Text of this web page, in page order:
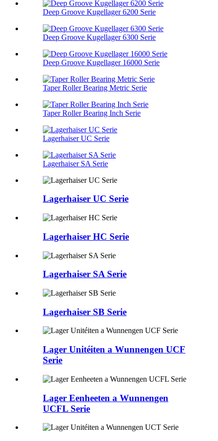
Deep Groove Kugellager 6200 Serie
Deep Groove Kugellager 6300 Serie
Deep Groove Kugellager 16000 Serie
Taper Roller Bearing Metric Serie
Taper Roller Bearing Inch Serie
Lagerhaiser UC Serie
Lagerhaiser SA Serie
Lagerhaiser UC Serie
Lagerhaiser HC Serie
Lagerhaiser SA Serie
Lagerhaiser SB Serie
Lager Unitéiten a Wunnengen UCF
Serie
Lager Eenheeten a Wunnengen
UCFL Serie